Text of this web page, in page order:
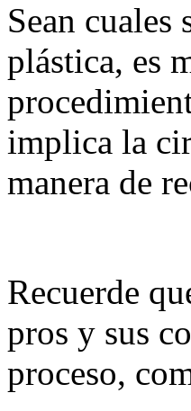
Sean cuales
plástica, es
implica la
manera de
Recuerde
pros y sus
proceso,